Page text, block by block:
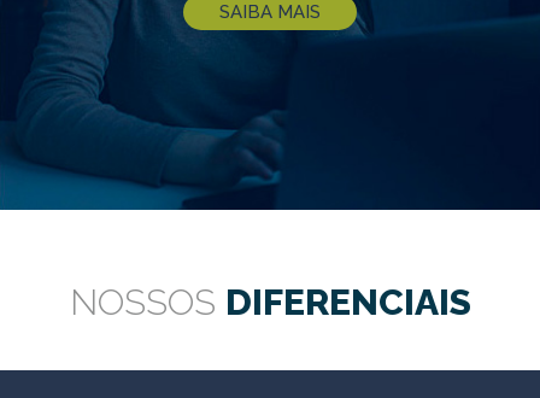
SAIBA MAIS
NOSSOS DIFERENCIAIS